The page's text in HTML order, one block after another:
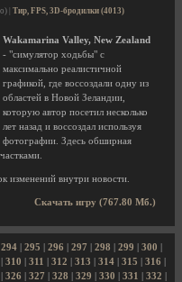
| Тир, FPS, 3D-бродилки (4013)
Wakamarina Valley, New Zealand
- "симулятор ходьбы" с
максимально реалистичной
графикой, где воссоздали одну из
областей в Новой Зеландии,
которую автор посетил несколько
лет назад и воссоздал используя
фотографии. Здесь обширная
изменений внутри новости.
Скачать игру (767.80 Мб.)
294 295 296 297 298 299 300
310 311 312 313 314 315 316
326 327 328 329 330 331 332